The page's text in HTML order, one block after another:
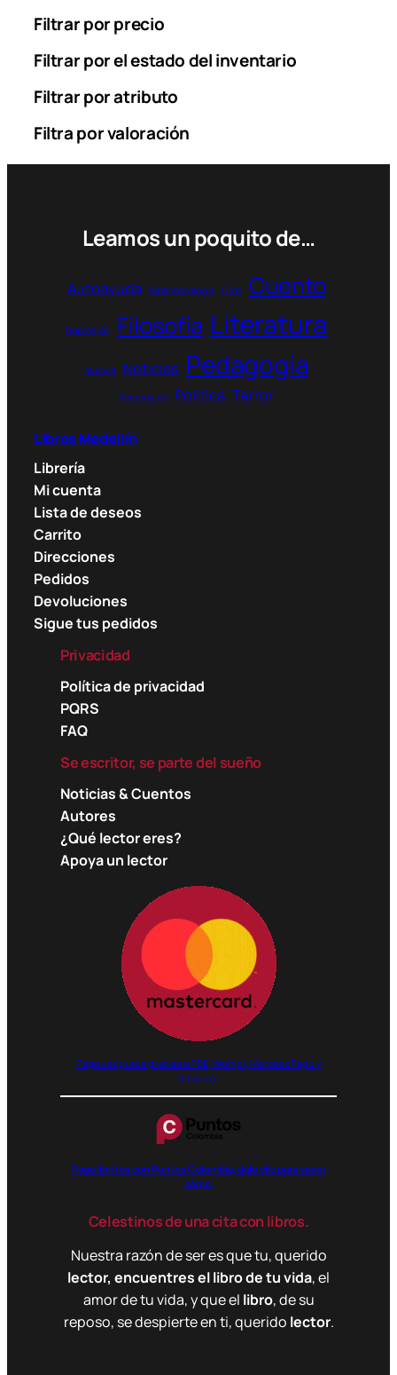
Filtrar por precio
Filtrar por el estado del inventario
Filtrar por atributo
Filtra por valoración
Leamos un poquito de…
Autoayuda Bibliotecología Cine Cuento
Depresión Filosofía Literatura
Música Noticias Pedagogía
Personajes Política Terror
Libros Medellín
Librería
Mi cuenta
Lista de deseos
Carrito
Direcciones
Pedidos
Devoluciones
Sigue tus pedidos
Privacidad
Política de privacidad
PQRS
FAQ
Se escritor, se parte del sueño
Noticias & Cuentos
Autores
¿Qué lector eres?
Apoya un lector
Pagos seguros gracias a PSE, Wompi, MercadoPago y
Binance.
Paga libritos con Puntos Colombia, dale clic para saber
cómo.
Celestinos de una cita con libros.
Nuestra razón de ser es que tu, querido
lector, encuentres el libro de tu vida, el
amor de tu vida, y que el libro, de su
reposo, se despierte en ti, querido lector.